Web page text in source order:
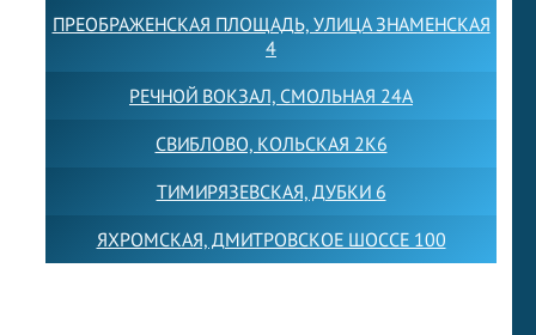
ПРЕОБРАЖЕНСКАЯ ПЛОЩАДЬ, УЛИЦА ЗНАМЕНСКАЯ
4
РЕЧНОЙ ВОКЗАЛ, СМОЛЬНАЯ 24А
СВИБЛОВО, КОЛЬСКАЯ 2К6
ТИМИРЯЗЕВСКАЯ, ДУБКИ 6
ЯХРОМСКАЯ, ДМИТРОВСКОЕ ШОССЕ 100